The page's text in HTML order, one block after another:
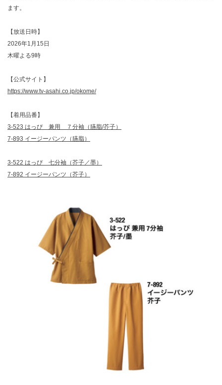
ます。
【放送日時】
2026年1月15日
木曜よる9時
【公式サイト】
https://www.tv-asahi.co.jp/okome/
【着用品番】
3-523 はっぴ 兼用 ７分袖（臙脂/芥子）
7-893 イージーパンツ（臙脂）
3-522 はっぴ 七分袖（芥子／墨）
7-892 イージーパンツ（芥子）